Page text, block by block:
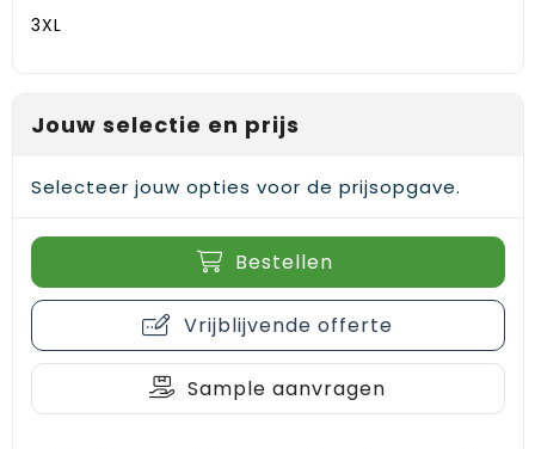
Gehoorbescherming
Schoenentassen
Sporttassen
Strandtassen
Toilettassen
Trolleys
Waterbestendige tassen
Reistassensets
Medailles en prijzen
Hoofdbanden
Caps, hoeden en mutsen
Yoga en sportmatten
3XL
Jouw selectie en prijs
Selecteer jouw opties voor de prijsopgave.
Bestellen
Vrijblijvende offerte
Sample aanvragen